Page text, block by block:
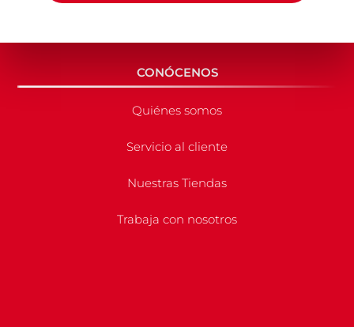
CONÓCENOS
Quiénes somos
Servicio al cliente
Nuestras Tiendas
Trabaja con nosotros